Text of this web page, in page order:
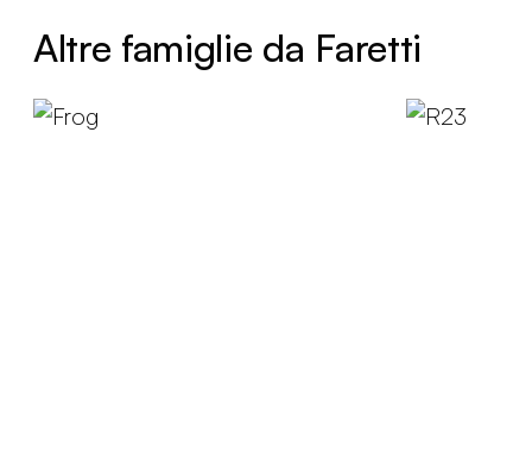
Altre famiglie da Faretti